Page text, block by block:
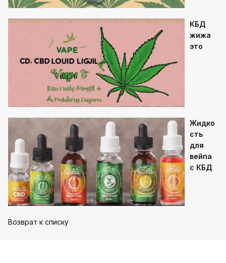
КБД
жижа
это
Жидко
сть
для
вейпа
с КБД
Возврат к списку